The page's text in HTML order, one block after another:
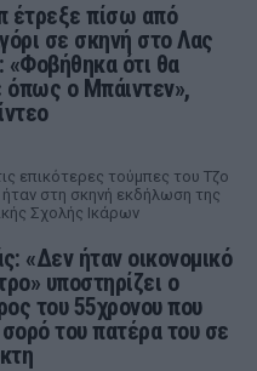
έτρεξε πίσω από
σε σκηνή στο Λας
«Φοβήθηκα ότι θα
όπως ο Μπάιντεν»,
επικότερες τούμπες του Τζο
στη σκηνή εκδήλωση της
Σχολής Ικάρων
«Δεν ήταν οικονομικό
υποστηρίζει ο
του 55χρονου που
σορό του πατέρα του σε